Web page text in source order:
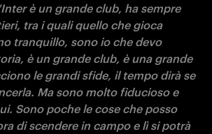
è un grande club, ha sempre
tra i quali quello che gioca
tranquillo, sono io che devo
è un grande club, è una grande
le grandi sfide, il tempo dirà se
Ma sono molto fiducioso e
Sono poche le cose che posso
di scendere in campo e lì si potrà